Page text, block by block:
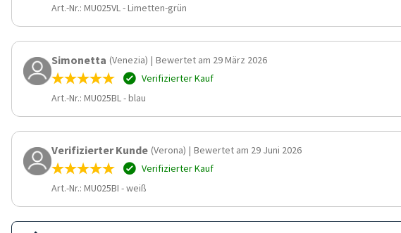
Art.-Nr.: MU025VL-Limetten-grün
Simonetta (Venezia) | Bewertet am 29 März 2026
Verifizierter Kauf
Art.-Nr.: MU025BL-blau
Verifizierter Kunde (Verona) | Bewertet am 29 Juni 2026
Verifizierter Kauf
Art.-Nr.: MU025BI -weiß